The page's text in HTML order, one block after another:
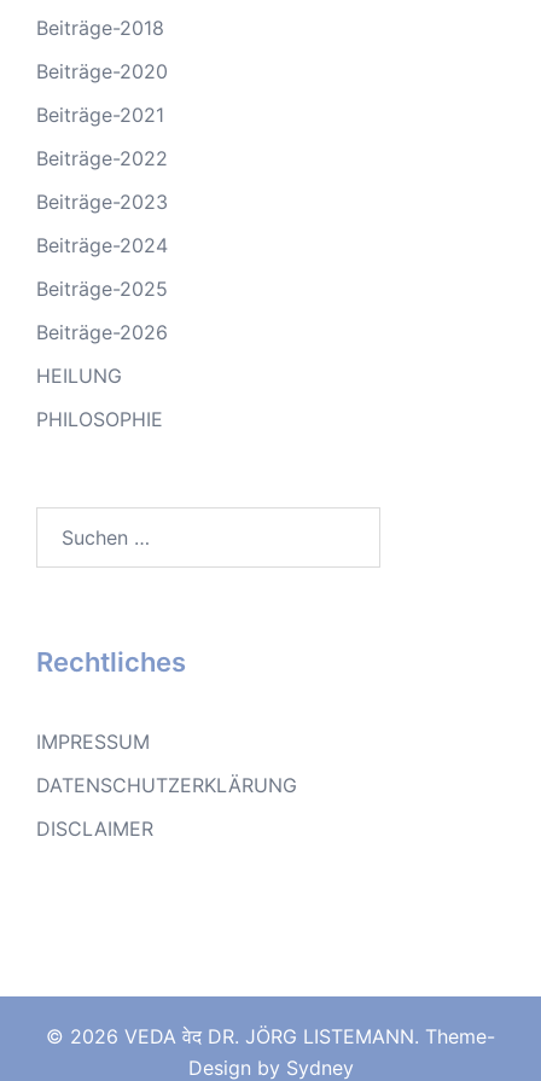
Beiträge-2018
Beiträge-2020
Beiträge-2021
Beiträge-2022
Beiträge-2023
Beiträge-2024
Beiträge-2025
Beiträge-2026
HEILUNG
PHILOSOPHIE
Rechtliches
IMPRESSUM
DATENSCHUTZERKLÄRUNG
DISCLAIMER
© 2026 VEDA वेद DR. JÖRG LISTEMANN. Theme-
Design by Sydney